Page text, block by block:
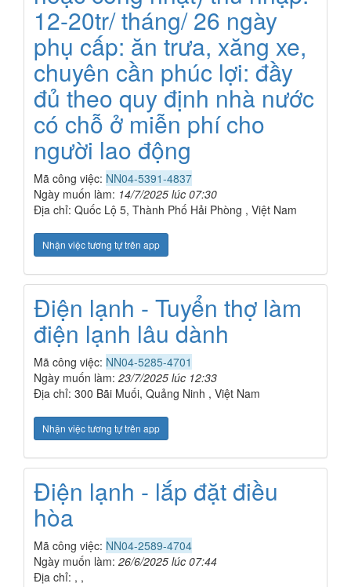
12-20tr/ tháng/ 26 ngày
phụ cấp: ăn trưa, xăng xe,
chuyên cần phúc lợi: đầy
đủ theo quy định nhà nước
có chỗ ở miễn phí cho
người lao động
Mã công việc: NN04-5391-4837
Ngày muốn làm: 14/7/2025 lúc 07:30
Địa chỉ: Quốc Lộ 5, Thành Phố Hải Phòng , Việt Nam
Nhận việc tương tự trên app
Điện lạnh - Tuyển thợ làm
điện lạnh lâu dành
Mã công việc: NN04-5285-4701
Ngày muốn làm: 23/7/2025 lúc 12:33
Địa chỉ: 300 Bãi Muối, Quảng Ninh , Việt Nam
Nhận việc tương tự trên app
Điện lạnh - lắp đặt điều
hòa
Mã công việc: NN04-2589-4704
Ngày muốn làm: 26/6/2025 lúc 07:44
Địa chỉ: , ,